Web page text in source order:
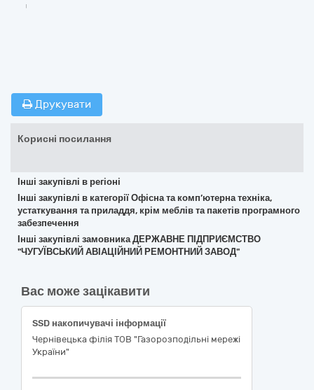
Друкувати
Корисні посилання
Інші закупівлі в регіоні
Інші закупівлі в категорії Офісна та комп’ютерна техніка,
устаткування та приладдя, крім меблів та пакетів програмного
забезпечення
Інші закупівлі замовника ДЕРЖАВНЕ ПІДПРИЄМСТВО
"ЧУГУЇВСЬКИЙ АВІАЦІЙНИЙ РЕМОНТНИЙ ЗАВОД"
Вас може зацікавити
SSD накопичувачі інформації
Чернівецька філія ТОВ "Газорозподільні мережі
України"